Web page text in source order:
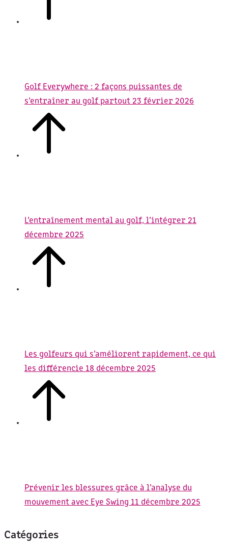
Golf Everywhere : 2 façons puissantes de
s’entraîner au golf partout 23 février 2026
L’entraînement mental au golf, l’intégrer 21
décembre 2025
Les golfeurs qui s’améliorent rapidement, ce qui
les différencie 18 décembre 2025
Prévenir les blessures grâce à l’analyse du
mouvement avec Eye Swing 11 décembre 2025
Catégories